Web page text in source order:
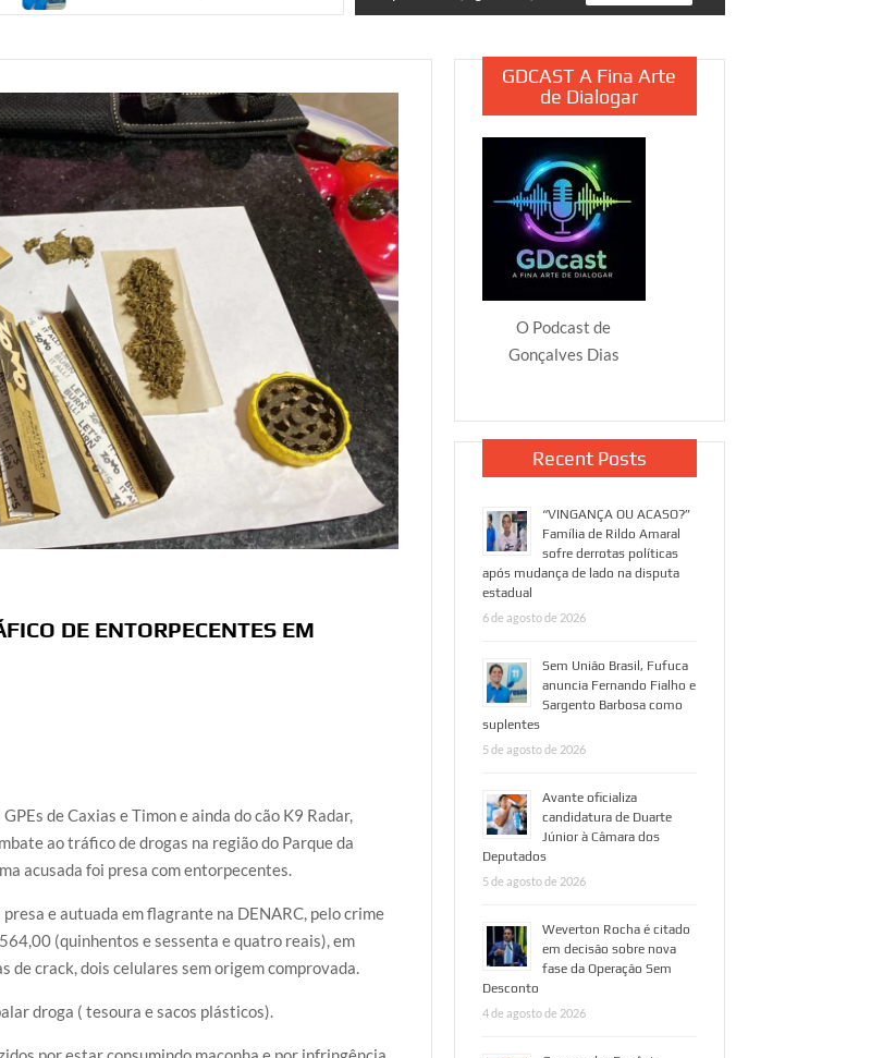
DE ENTORPECENTES EM
de Caxias e Timon e ainda do cão K9 Radar,
ao tráfico de drogas na região do Parque da
acusada foi presa com entorpecentes.
e autuada em flagrante na DENARC, pelo crime
(quinhentos e sessenta e quatro reais), em
de crack, dois celulares sem origem comprovada.
droga ( tesoura e sacos plásticos).
GDCAST A Fina Arte
de Dialogar
O Podcast de
Gonçalves Dias
Recent Posts
“VINGANÇA OU ACASO?”
Família de Rildo Amaral
sofre derrotas políticas
após mudança de lado na disputa
estadual
6 de agosto de 2026
Sem União Brasil, Fufuca
anuncia Fernando Fialho e
Sargento Barbosa como
suplentes
5 de agosto de 2026
Avante oficializa
candidatura de Duarte
Júnior à Câmara dos
Deputados
5 de agosto de 2026
Weverton Rocha é citado
em decisão sobre nova
fase da Operação Sem
Desconto
4 de agosto de 2026